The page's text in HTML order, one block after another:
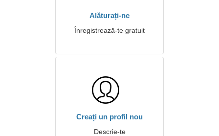
Alăturați-ne
Înregistrează-te gratuit
Creați un profil nou
Descrie-te